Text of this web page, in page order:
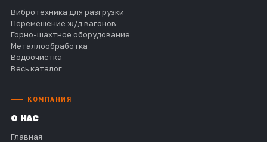
Вибротехника для разгрузки
Перемещение ж/д вагонов
Горно-шахтное оборудование
Металлообработка
Водоочистка
Весь каталог
КОМПАНИЯ
О НАС
Главная